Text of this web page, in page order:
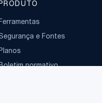
PRODUTO
Ferramentas
e Fontes
Planos
normativo